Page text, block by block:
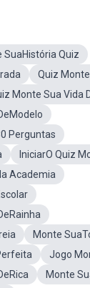
SuaHistória Quiz
Quiz
Monte Sua Vida
Perguntas
IniciarO Quiz
Academia
Monte
Jogo
Monte